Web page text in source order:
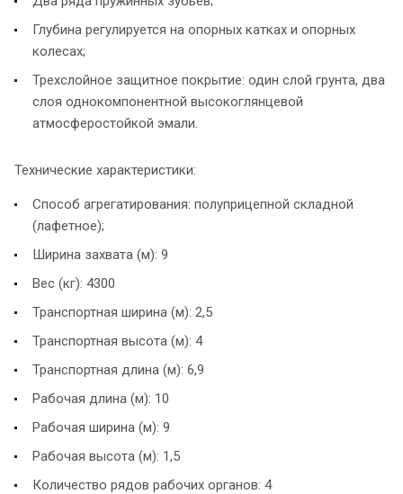
Глубина регулируется на опорных катках и опорных
колесах;
Трехслойное защитное покрытие: один слой грунта, два
слоя однокомпонентной высокоглянцевой
атмосферостойкой эмали.
Технические характеристики:
Способ агрегатирования: полуприцепной cкладной
(лафетное);
Ширина захвата (м): 9
Вес (кг): 4300
Транспортная ширина (м): 2,5
Транспортная высота (м): 4
Транспортная длина (м): 6,9
Рабочая длина (м): 10
Рабочая ширина (м): 9
Рабочая высота (м): 1,5
Количество рядов рабочих органов: 4